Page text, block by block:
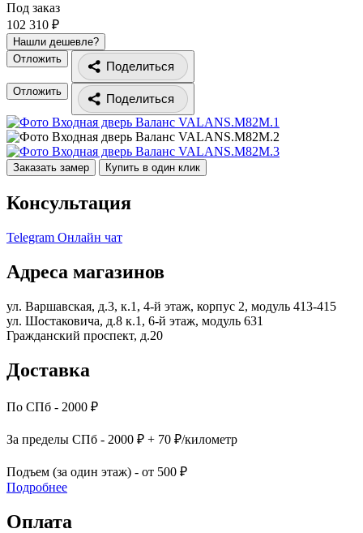
Под заказ
102 310 ₽
Нашли дешевле?
Отложить
Поделиться
Отложить
Поделиться
Заказать замер Купить в один клик
Консультация
Telegram Онлайн чат
Адреса магазинов
ул. Варшавская, д.3, к.1, 4-й этаж, корпус 2, модуль 413-415
ул. Шостаковича, д.8 к.1, 6-й этаж, модуль 631
Гражданский проспект, д.20
Доставка
По СПб - 2000 ₽
За пределы СПб - 2000 ₽ + 70 ₽/километр
Подъем (за один этаж) - от 500 ₽
Подробнее
Оплата